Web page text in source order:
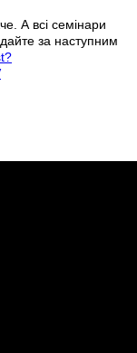
А всі семінари
за наступним